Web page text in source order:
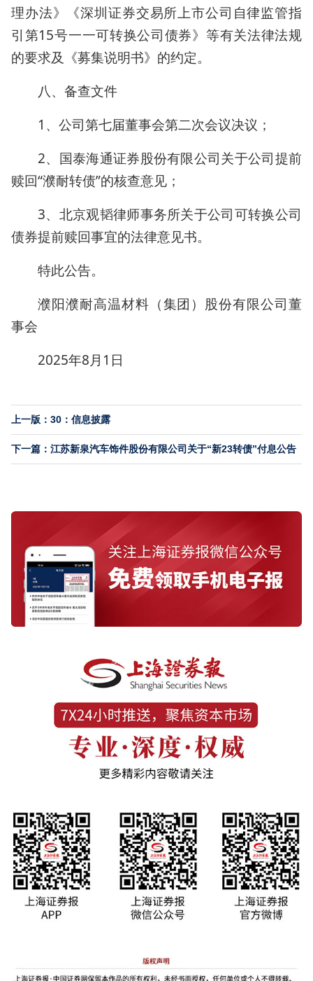
理办法》《深圳证券交易所上市公司自律监管指
引第15号一一可转换公司债券》等有关法律法规
的要求及《募集说明书》的约定。
八、备查文件
1、公司第七届董事会第二次会议决议；
2、国泰海通证券股份有限公司关于公司提前
赎回“濮耐转债”的核查意见；
3、北京观韬律师事务所关于公司可转换公司
债券提前赎回事宜的法律意见书。
特此公告。
濮阳濮耐高温材料（集团）股份有限公司董
事会
2025年8月1日
上一版：30：信息披露
下一篇：江苏新泉汽车饰件股份有限公司关于“新23转债”付息公告